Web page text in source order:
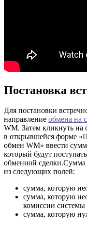
Постановка
Для постановки
направление обмена на
WM. Затем кликнуть на
в открывшейся форме
обмен WM» ввести
который будут
обменной сделки.Сумма
из следующих полей:
сумма, которую
сумма, которую
комиссии системы
сумма, которую